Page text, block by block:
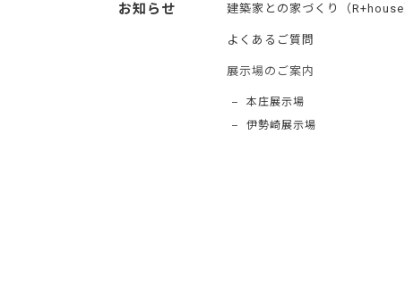
お知らせ 建築家との家づくり（R+house
よくあるご質問
展示場のご案内
本庄展示場
伊勢崎展示場